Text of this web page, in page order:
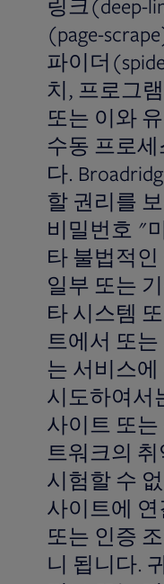
링크(deep-
(page-
파이더
치, 프로그
또는 이와
수동 프로
다.
할 권리를
비밀번호 "
타 불법적
일부 또는
타 시스템
트에서 또
는 서비스
시도하여서
사이트 또
트워크의
시험할 수
사이트에
또는 인증
니 됩니다.